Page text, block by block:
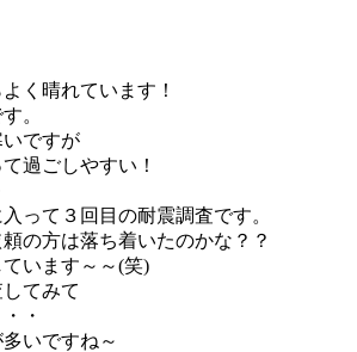
く晴れています！
。
ですが
過ごしやすい！
って３回目の耐震調査です。
の方は落ち着いたのかな？？
います～～(笑)
てみて
・
いですね～